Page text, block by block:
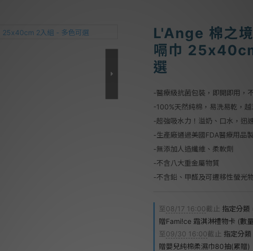
L'Ange 棉之
嗝巾
選
-醫療級抗菌包裝，即開即用，
-100%天然純棉，易洗易乾，越
-超強吸水力！溢奶、口水，迅
-生產廠通過美國FDA醫療用品
-無添加人造纖維、柔軟劑
-不含八大重金屬物質
-不含鉛、甲醛及可遷移性螢光
至08/17 16:00截止 指定分
贈Fami!ce 霜淇淋禮物卡 (數
至09/30 16:00截止 指定分
贈嬰兒純棉柔濕巾80抽(累贈)